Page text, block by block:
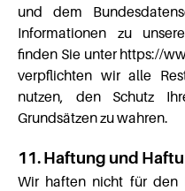
und dem
Informationen zu
finden Sie unter https://
verpflichten wir alle
nutzen, den Schutz
Grundsätzen zu wahren.
11. Haftung und
Wir haften nicht für